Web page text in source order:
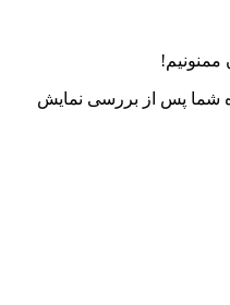
ممنونیم!
شما پس از بررسی نمایش